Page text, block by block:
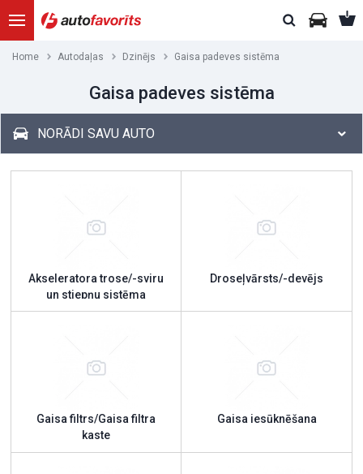
Home Autodaļas Dzinējs Gaisa padeves sistēma
Gaisa padeves sistēma
NORĀDI SAVU AUTO
Akseleratora trose/-sviru
un stiepņu sistēma
Droseļvārsts/-devējs
Gaisa filtrs/Gaisa filtra
kaste
Gaisa iesūknēšana